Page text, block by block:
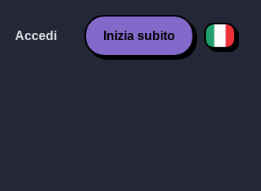
Accedi Inizia subito